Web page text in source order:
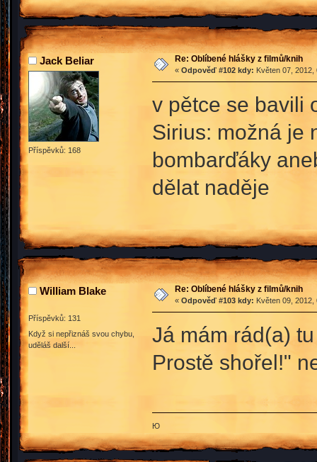
Jack Beliar
Příspěvků: 168
Re: Oblíbené hlášky z filmů/knih
« Odpověď #102 kdy: Květen 07,
v pětce se bavili
Sirius: možná je
bombarďáky
dělat naděje
William Blake
Příspěvků: 131
Když si nepřiznáš svou chybu,
uděláš další...
Re: Oblíbené hlášky z filmů/knih
« Odpověď #103 kdy: Květen 09,
Já mám rád(a)
Prostě shořel!"
Ю